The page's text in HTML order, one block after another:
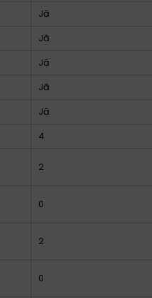
Jā
Jā
Jā
Jā
Jā
4
2
0
2
0